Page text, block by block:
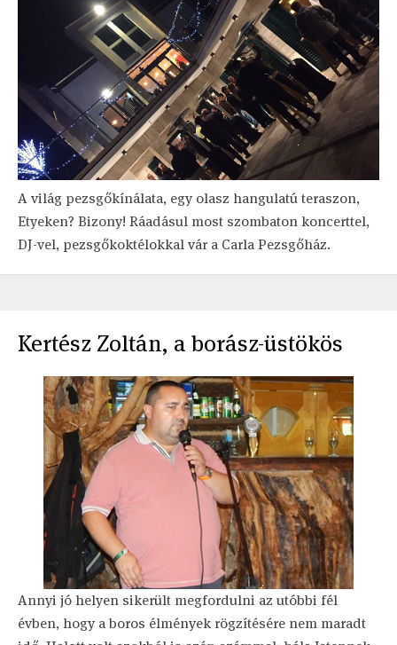
A világ pezsgőkínálata, egy olasz hangulatú teraszon,
Etyeken? Bizony! Ráadásul most szombaton koncerttel,
DJ-vel, pezsgőkoktélokkal vár a Carla Pezsgőház.
Kertész Zoltán, a borász-üstökös
Annyi jó helyen sikerült megfordulni az utóbbi fél
évben, hogy a boros élmények rögzítésére nem maradt